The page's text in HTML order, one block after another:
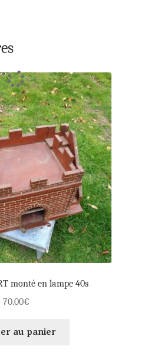
monté en lampe 40s
70.00€
au panier